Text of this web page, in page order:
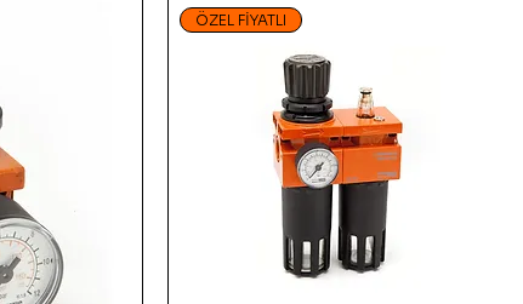
ÖZEL FİYATLI